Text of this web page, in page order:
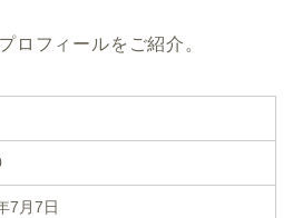
ロフィールをご紹介。
7月7日